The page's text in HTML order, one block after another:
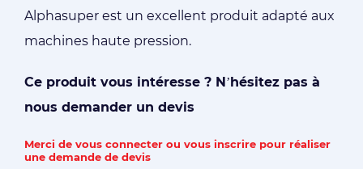
Alphasuper est un excellent produit adapté aux
machines haute pression.
Ce produit vous intéresse ? N’hésitez pas à
nous demander un devis
Merci de vous connecter ou vous inscrire pour réaliser
une demande de devis